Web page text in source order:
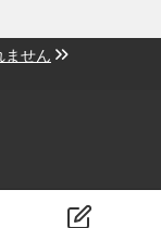
ません